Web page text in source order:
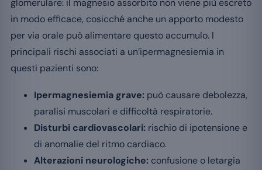
glomerulare: il magnesio assorbito non viene più escreto
in modo efficace, cosicché anche un apporto modesto
per via orale può alimentare questo accumulo. I
principali rischi associati a un’ipermagnesiemia in
questi pazienti sono:
Ipermagnesiemia grave: può causare debolezza,
paralisi muscolari e difficoltà respiratorie.
Disturbi cardiovascolari: rischio di ipotensione e
di anomalie del ritmo cardiaco.
Alterazioni neurologiche: confusione o letargia